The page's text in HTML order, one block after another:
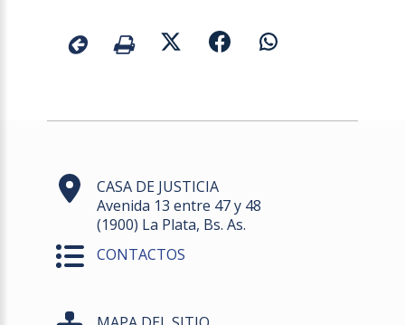
CASA DE JUSTICIA
Avenida 13 entre 47 y 48
(1900) La Plata, Bs. As.
CONTACTOS